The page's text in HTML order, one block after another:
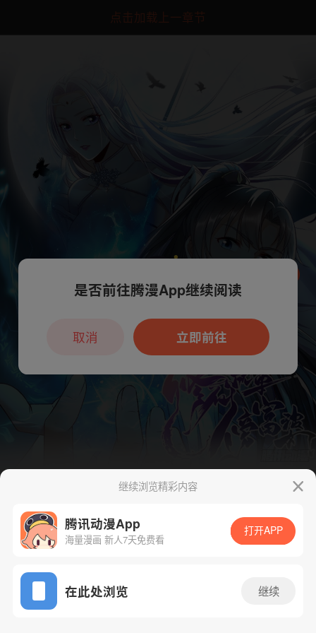
点击加载上一章节
App免费看
继续浏览精彩内容
腾讯动漫App
海量漫画 新人7天免费看
打开APP
在此处浏览 继续
本章节仅支持App阅读，可打开App新用
户7天免费看
是否前往腾漫App继续阅读
立即前往
取消